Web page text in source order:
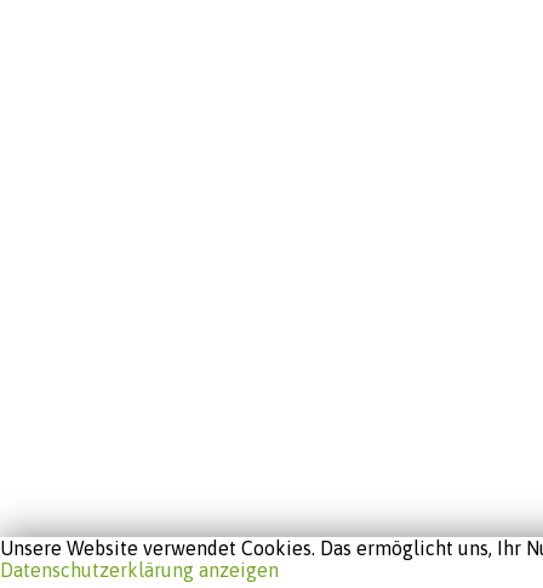
Unsere Website verwendet Cookies. Das ermöglicht uns,
Datenschutzerklärung anzeigen